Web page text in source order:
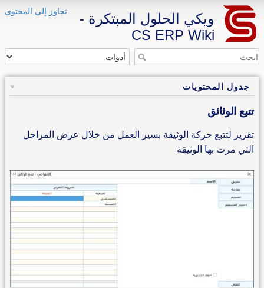
تجاوز إلى المحتوى
ويكي الحلول المبتكرة -
CS ERP Wiki
جدول المحتويات
تتبع الوثائق
تقرير لتتبع حركة الوثيقة بسير العمل من خلال عرض المراحل
التي مرت بها الوثيقة